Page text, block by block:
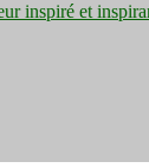
inspiré et